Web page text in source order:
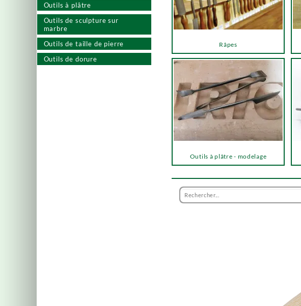
Outils à plâtre
Outils de sculpture sur
marbre
Outils de taille de pierre
Outils de dorure
Râpes
Outils à plâtre - modelage